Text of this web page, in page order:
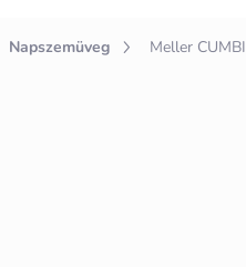
Napszemüveg Meller CUMBI